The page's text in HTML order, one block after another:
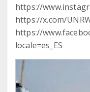
https://
https://x.com/
https://
locale=es_ES